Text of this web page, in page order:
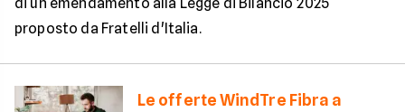
proposto da Fratelli d'Italia.
Le offerte WindTre Fibra a